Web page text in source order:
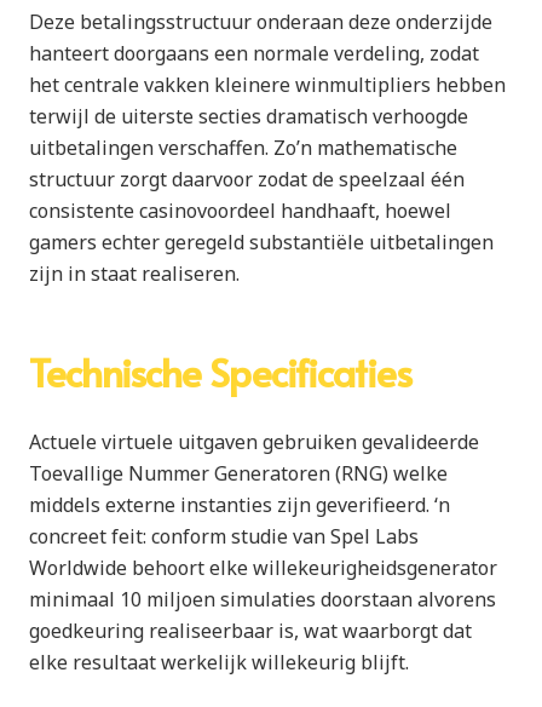
Deze betalingsstructuur onderaan deze onderzijde
hanteert doorgaans een normale verdeling, zodat
het centrale vakken kleinere winmultipliers hebben
terwijl de uiterste secties dramatisch verhoogde
uitbetalingen verschaffen. Zo’n mathematische
structuur zorgt daarvoor zodat de speelzaal één
consistente casinovoordeel handhaaft, hoewel
gamers echter geregeld substantiële uitbetalingen
zijn in staat realiseren.
Technische Specificaties
Actuele virtuele uitgaven gebruiken gevalideerde
Toevallige Nummer Generatoren (RNG) welke
middels externe instanties zijn geverifieerd. ‘n
concreet feit: conform studie van Spel Labs
Worldwide behoort elke willekeurigheidsgenerator
minimaal 10 miljoen simulaties doorstaan alvorens
goedkeuring realiseerbaar is, wat waarborgt dat
elke resultaat werkelijk willekeurig blijft.